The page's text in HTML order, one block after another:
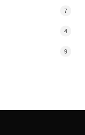
7
4
9